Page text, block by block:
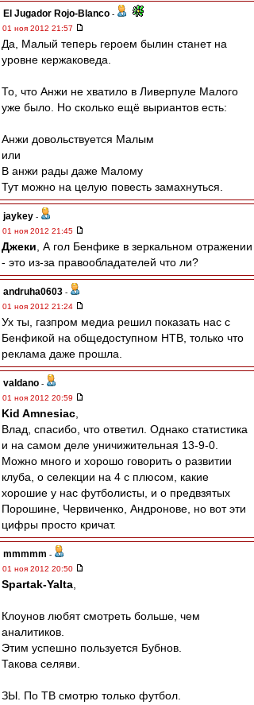
El Jugador Rojo-Blanco -
01 ноя 2012 21:57
Да, Малый теперь героем былин станет на
уровне кержаковеда.
То, что Анжи не хватило в Ливерпуле Малого
уже было. Но сколько ещё выриантов есть:
Анжи довольствуется Малым
или
В анжи рады даже Малому
Тут можно на целую повесть замахнуться.
jaykey -
01 ноя 2012 21:45
Джеки , А гол Бенфике в зеркальном отражении
- это из-за правообладателей что ли?
andruha0603 -
01 ноя 2012 21:24
Ух ты, газпром медиа решил показать нас с
Бенфикой на общедоступном НТВ, только что
реклама даже прошла.
valdano -
01 ноя 2012 20:59
Kid Amnesiac
Влад, спасибо, что ответил. Однако статистика
и на самом деле уничижительная 13-9-0.
Можно много и хорошо говорить о развитии
клуба, о селекции на 4 с плюсом, какие
хорошие у нас футболисты, и о предвзятых
Порошине, Червиченко, Андронове, но вот эти
цифры просто кричат.
mmmmm -
01 ноя 2012 20:50
Spartak-Yalta
Клоунов любят смотреть больше, чем
аналитиков.
Этим успешно пользуется Бубнов.
Такова селяви.
ЗЫ. По ТВ смотрю только футбол.